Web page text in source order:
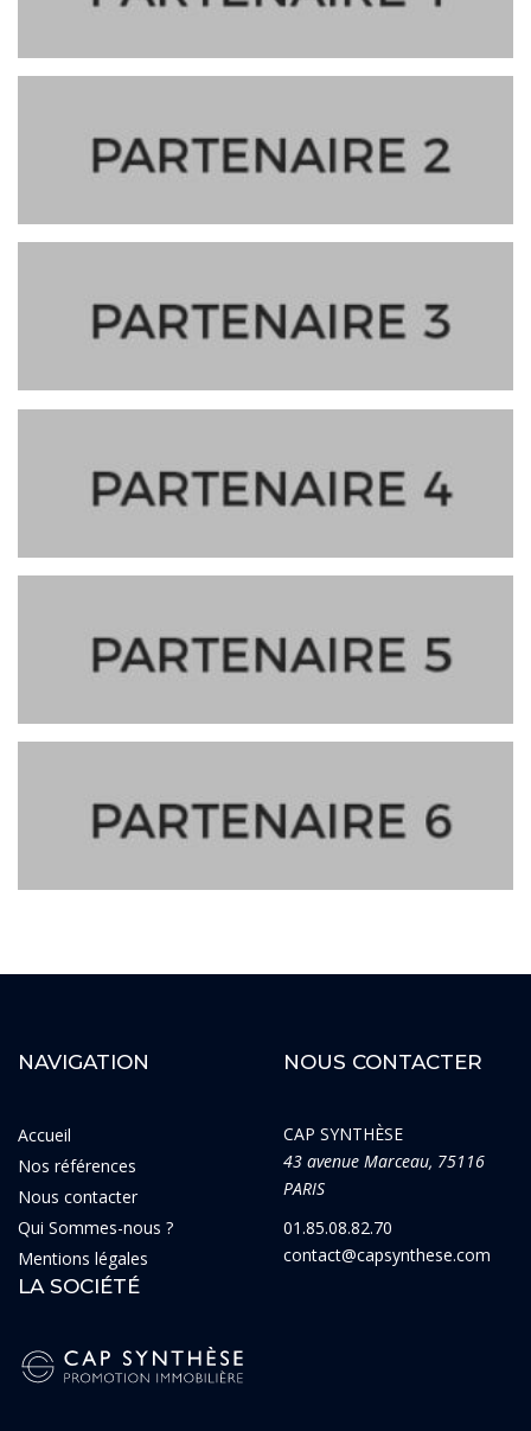
NAVIGATION
Accueil
Nos références
Nous contacter
Qui Sommes-nous ?
Mentions légales
NOUS CONTACTER
CAP SYNTHÈSE
43 avenue Marceau, 75116
PARIS
01.85.08.82.70
contact@capsynthese.com
LA SOCIÉTÉ